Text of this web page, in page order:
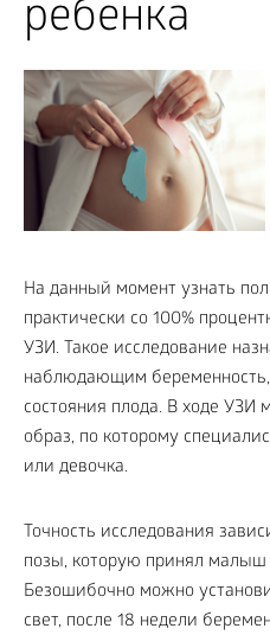
ребенка
На данный момент узнать
практически со 100%
УЗИ. Такое исследование
наблюдающим
состояния плода. В ходе УЗИ
образ, по которому
или девочка.
Точность исследования
позы, которую принял малыш
Безошибочно можно
свет, после 18 недели